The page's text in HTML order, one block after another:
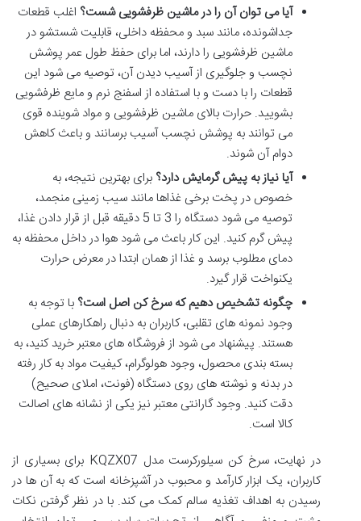
آیا می توان آن را در ماشین ظرفشویی شست؟ اغلب قطعات
جداشونده، مانند سبد و محفظه داخلی، قابلیت شستشو در
ماشین ظرفشویی را دارند، اما برای حفظ طول عمر پوشش
نچسب و جلوگیری از آسیب دیدن آن، توصیه می شود این
قطعات را با دست و با استفاده از اسفنج نرم و مایع ظرفشویی
بشویید. حرارت بالای ماشین ظرفشویی و مواد شوینده قوی
می توانند به پوشش نچسب آسیب برسانند و باعث کاهش
دوام آن شوند.
آیا نیاز به پیش گرمایش دارد؟ برای بهترین نتیجه، به
خصوص در پخت برخی غذاها مانند سیب زمینی منجمد،
توصیه می شود دستگاه را 3 تا 5 دقیقه قبل از قرار دادن غذا،
پیش گرم کنید. این کار باعث می شود هوا در داخل محفظه به
دمای مطلوب برسد و غذا از همان ابتدا در معرض حرارت
یکنواخت قرار گیرد.
چگونه تشخیص دهیم که سرخ کن اصل است؟ با توجه به
وجود نمونه های تقلبی، کاربران به دنبال راهکارهای عملی
هستند. پیشنهاد می شود از فروشگاه های معتبر خرید کنید، به
بسته بندی محصول، وجود هولوگرام، کیفیت مواد به کار رفته
در بدنه و نوشته های روی دستگاه (فونت، املای صحیح)
دقت کنید. وجود گارانتی معتبر نیز یکی از نشانه های اصالت
کالا است.
در نهایت، سرخ کن سیلورکرست مدل KQZX07 برای بسیاری از
کاربران، یک ابزار کارآمد و محبوب در آشپزخانه است که به آن ها در
رسیدن به اهداف تغذیه سالم کمک می کند. با در نظر گرفتن نکات